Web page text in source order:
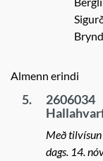
Almenn erindi
5.
2606034
Með
dags. 14.